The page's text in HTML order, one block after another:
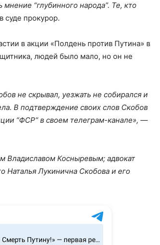
“глубинного народа”. Те, кто
суде прокурор.
в акции «Полдень против Путина» в
людей было мало, но он не
не скрывал, уезжать не собирался и
В подтверждение своих слов Скобов
“ФСР” в своем телеграм-канале», —
Владиславом Косныревым; адвокат
Наталья Лукинична Скобова и его